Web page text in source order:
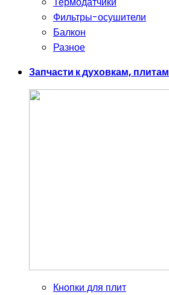
Фильтры-осушители
Балкон
Разное
Запчасти к духовкам, плитам
Кнопки для плит